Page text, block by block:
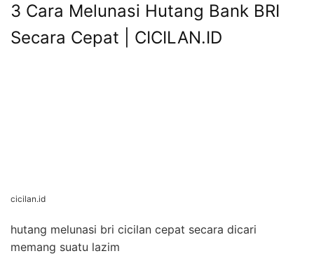
3 Cara Melunasi Hutang Bank BRI
Secara Cepat | CICILAN.ID
cicilan.id
hutang melunasi bri cicilan cepat secara dicari
memang suatu lazim